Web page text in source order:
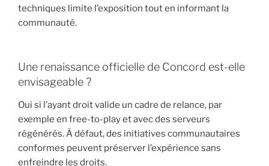
techniques limite l’exposition tout en informant la
communauté.
Une renaissance officielle de Concord est-elle
envisageable ?
Oui si l’ayant droit valide un cadre de relance, par
exemple en free-to-play et avec des serveurs
régénérés. À défaut, des initiatives communautaires
conformes peuvent préserver l’expérience sans
enfreindre les droits.